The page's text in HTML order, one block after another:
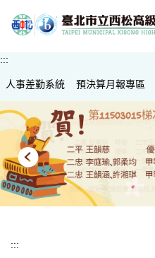
到
容
區
:::
人事差勤系統 預決算月報專區
:::